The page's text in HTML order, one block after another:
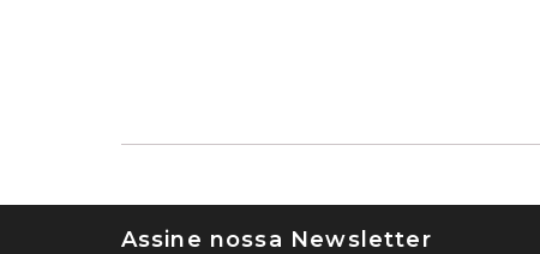
Assine nossa Newsletter